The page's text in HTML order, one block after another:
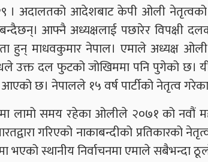
। अदालतको आदेशबाट केपी ओली
बन्दैछन्। आफ्नै अध्यक्षलाई पछारेर विपक्षी
हुन् माधवकुमार नेपाल। एमाले अध्यक्ष ओली
उक्त दल फुटको जोखिममा पनि पुगेको छ।
छ। नेपालले १५ वर्ष पार्टीको नेतृत्व
लामो समय रहेका ओलीले २०७१ को नवौं
गरिएको नाकाबन्दीको
स्थानीय निर्वाचनमा एमाले सबैभन्दा ठूलो